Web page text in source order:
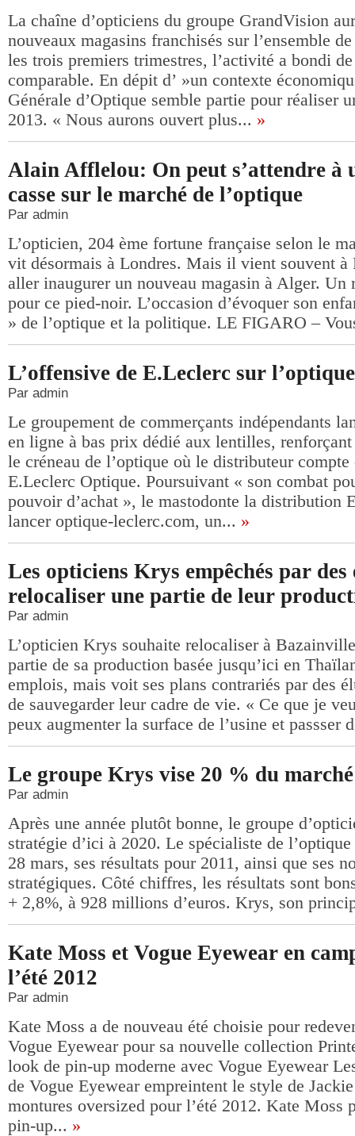
La chaîne d’opticiens du groupe GrandVision
nouveaux magasins franchisés sur l’ensemble
les trois premiers trimestres, l’activité a bondi
comparable. En dépit d’ »un contexte
Générale d’Optique semble partie pour réaliser
2013. « Nous aurons ouvert plus... »
Alain Afflelou: On peut s’attendre à
casse sur le marché de l’optique
Par admin
L’opticien, 204 ème fortune française selon le
vit désormais à Londres. Mais il vient souvent à
aller inaugurer un nouveau magasin à Alger. Un
pour ce pied-noir. L’occasion d’évoquer son
» de l’optique et la politique. LE FIGARO –
L’offensive de E.Leclerc sur
Par admin
Le groupement de commerçants indépendants
en ligne à bas prix dédié aux lentilles, renforçant
le créneau de l’optique où le distributeur compte
E.Leclerc Optique. Poursuivant « son combat
pouvoir d’achat », le mastodonte la distribution
lancer optique-leclerc.com, un... »
Les opticiens Krys empêchés par des
relocaliser une partie de leur
Par admin
L’opticien Krys souhaite relocaliser à
partie de sa production basée jusqu’ici en
emplois, mais voit ses plans contrariés par des
de sauvegarder leur cadre de vie. « Ce que je
peux augmenter la surface de l’usine et passser
Le groupe Krys vise 20 % du marché
Par admin
Après une année plutôt bonne, le groupe
stratégie d’ici à 2020. Le spécialiste de
28 mars, ses résultats pour 2011, ainsi que ses
stratégiques. Côté chiffres, les résultats sont
+ 2,8%, à 928 millions d’euros. Krys, son
Kate Moss et Vogue Eyewear en
l’été 2012
Par admin
Kate Moss a de nouveau été choisie pour
Vogue Eyewear pour sa nouvelle collection
look de pin-up moderne avec Vogue Eyewear
de Vogue Eyewear empreintent le style de
montures oversized pour l’été 2012. Kate Moss
pin-up... »